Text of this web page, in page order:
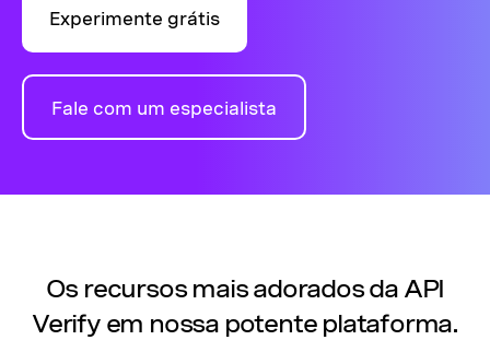
Experimente grátis
Fale com um especialista
Os recursos mais adorados da API
Verify em nossa potente plataforma.